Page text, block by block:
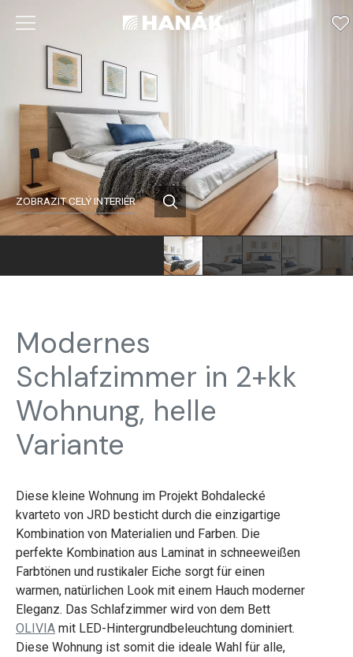
ZOBRAZIT CELÝ INTERIÉR
Modernes
Schlafzimmer in 2+kk
Wohnung, helle
Variante
Diese kleine Wohnung im Projekt Bohdalecké
kvarteto von JRD besticht durch die einzigartige
Kombination von Materialien und Farben. Die
perfekte Kombination aus Laminat in schneeweißen
Farbtönen und rustikaler Eiche sorgt für einen
warmen, natürlichen Look mit einem Hauch moderner
Eleganz. Das Schlafzimmer wird von dem Bett
OLIVIA mit LED-Hintergrundbeleuchtung dominiert.
Diese Wohnung ist somit die ideale Wahl für alle,